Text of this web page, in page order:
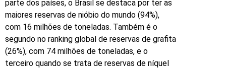
parte dos países, o Brasil se destaca por ter as
maiores reservas de nióbio do mundo (94%),
com 16 milhões de toneladas. Também é o
segundo no ranking global de reservas de grafita
(26%), com 74 milhões de toneladas, e o
terceiro quando se trata de reservas de níquel